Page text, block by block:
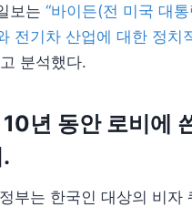
보는 “바이든(전 미국 대
전기차 산업에 대한 정치
고 분석했다.
10년 동안 로비에
부는 한국인 대상의 비자